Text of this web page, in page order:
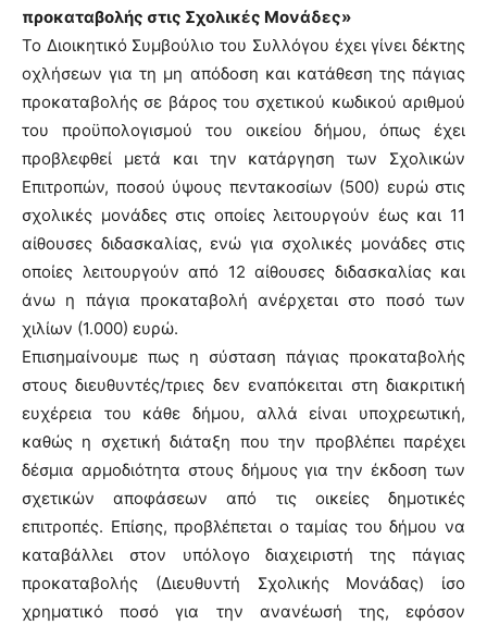
προκαταβολής στις Σχολικές Μονάδες»
Το Διοικητικό Συμβούλιο του Συλλόγου έχει γίνει δέκτης
οχλήσεων για τη μη απόδοση και κατάθεση της πάγιας
προκαταβολής σε βάρος του σχετικού κωδικού αριθμού
του προϋπολογισμού του οικείου δήμου, όπως έχει
προβλεφθεί μετά και την κατάργηση των Σχολικών
Επιτροπών, ποσού ύψους πεντακοσίων (500) ευρώ στις
σχολικές μονάδες στις οποίες λειτουργούν έως και 11
αίθουσες διδασκαλίας, ενώ για σχολικές μονάδες στις
οποίες λειτουργούν από 12 αίθουσες διδασκαλίας και
άνω η πάγια προκαταβολή ανέρχεται στο ποσό των
χιλίων (1.000) ευρώ.
Επισημαίνουμε πως η σύσταση πάγιας προκαταβολής
στους διευθυντές/τριες δεν εναπόκειται στη διακριτική
ευχέρεια του κάθε δήμου, αλλά είναι υποχρεωτική,
καθώς η σχετική διάταξη που την προβλέπει παρέχει
δέσμια αρμοδιότητα στους δήμους για την έκδοση των
σχετικών αποφάσεων από τις οικείες δημοτικές
επιτροπές. Επίσης, προβλέπεται ο ταμίας του δήμου να
καταβάλλει στον υπόλογο διαχειριστή της πάγιας
προκαταβολής (Διευθυντή Σχολικής Μονάδας) ίσο
χρηματικό ποσό για την ανανέωσή της, εφόσον